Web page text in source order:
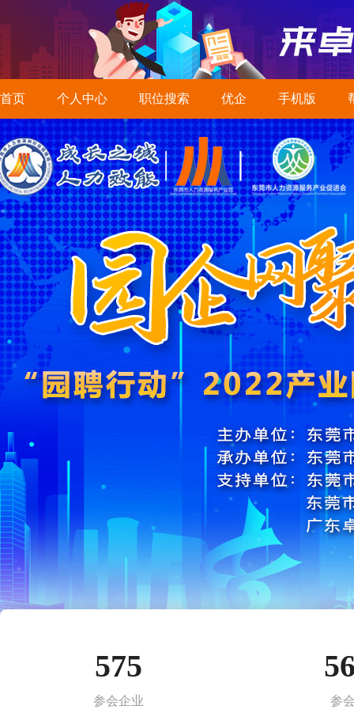
首页 个人中心 职位搜索 优企 手机版
575
参会企业 参